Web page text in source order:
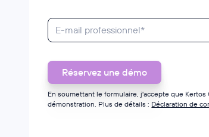
En soumettant le formulaire, j'accepte que
démonstration. Plus de détails : Déclaration de